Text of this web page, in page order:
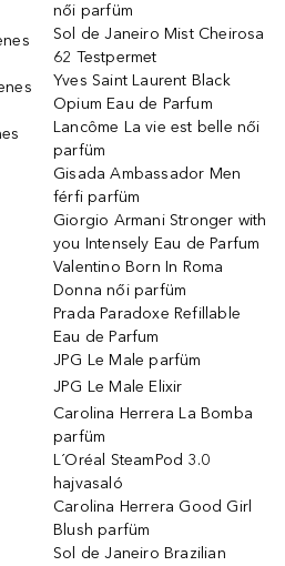
női parfüm
Sol de Janeiro Mist Cheirosa
62 Testpermet
Yves Saint Laurent Black
Opium Eau de Parfum
Lancôme La vie est belle női
parfüm
Gisada Ambassador Men
férfi parfüm
Giorgio Armani Stronger with
you Intensely Eau de Parfum
Valentino Born In Roma
Donna női parfüm
Prada Paradoxe Refillable
Eau de Parfum
JPG Le Male parfüm
JPG Le Male Elixir
Carolina Herrera La Bomba
parfüm
L´Oréal SteamPod 3.0
hajvasaló
Carolina Herrera Good Girl
Blush parfüm
Sol de Janeiro Brazilian